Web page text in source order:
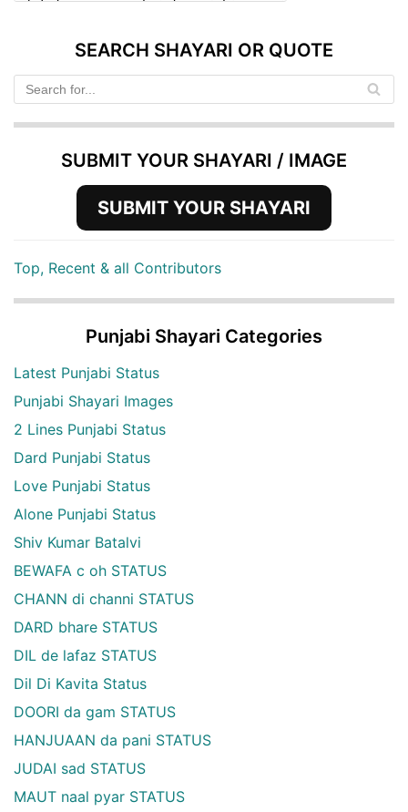
SEARCH SHAYARI OR QUOTE
SUBMIT YOUR SHAYARI / IMAGE
SUBMIT YOUR SHAYARI
Top, Recent & all Contributors
Punjabi Shayari Categories
Latest Punjabi Status
Punjabi Shayari Images
2 Lines Punjabi Status
Dard Punjabi Status
Love Punjabi Status
Alone Punjabi Status
Shiv Kumar Batalvi
BEWAFA c oh STATUS
CHANN di channi STATUS
DARD bhare STATUS
DIL de lafaz STATUS
Dil Di Kavita Status
DOORI da gam STATUS
HANJUAAN da pani STATUS
JUDAI sad STATUS
MAUT naal pyar STATUS